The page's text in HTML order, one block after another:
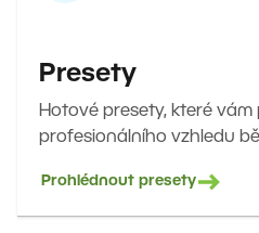
Presety
Hotové presety, které
profesionálního vzhledu
Prohlédnout presety